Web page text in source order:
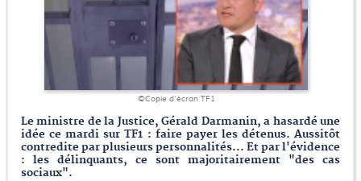
©Copie d'écran TF1
Le ministre de la Justice, Gérald Darmanin, a hasardé une
idée ce mardi sur TF1 : faire payer les détenus. Aussitôt
contredite par plusieurs personnalités... Et par l'évidence
: les délinquants, ce sont majoritairement "des cas
sociaux".